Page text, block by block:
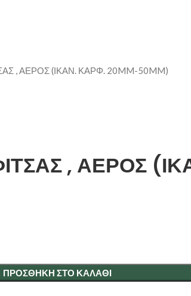
, ΑΕΡΟΣ (ΙΚΑΝ. ΚΑΡΦ. 20MM-50MM)
, ΑΕΡΟΣ
ΠΡΟΣΘΉΚΗ ΣΤΟ ΚΑΛΆΘΙ